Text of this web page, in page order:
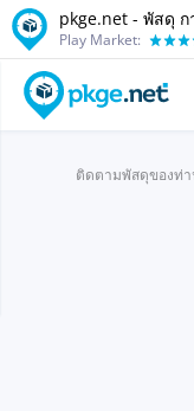
pkge.net - พัสดุ
Play Market:
ติดตามพัสดุของท่